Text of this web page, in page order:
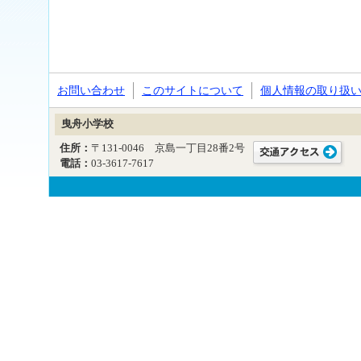
お問い合わせ このサイトについて 個人情報の取り扱い
曳舟小学校
住所： 〒131-0046 京島一丁目28番2号
電話： 03-3617-7617